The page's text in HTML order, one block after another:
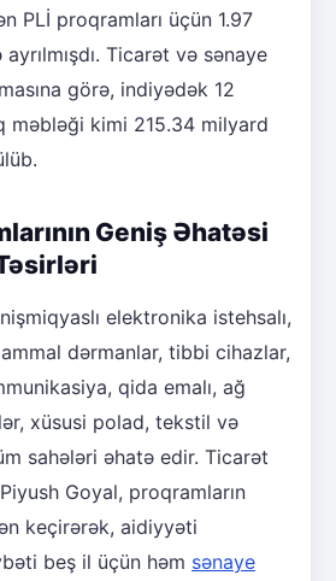
PLİ proqramları üçün 1.97
Ticarət və sənaye
görə, indiyədək 12
məbləği kimi 215.34 milyard
Geniş Əhatəsi
elektronika istehsalı,
dərmanlar, tibbi cihazlar,
qida emalı, ağ
xüsusi polad, tekstil və
sahələri əhatə edir. Ticarət
Goyal, proqramların
keçirərək, aidiyyəti
beş il üçün həm sənaye